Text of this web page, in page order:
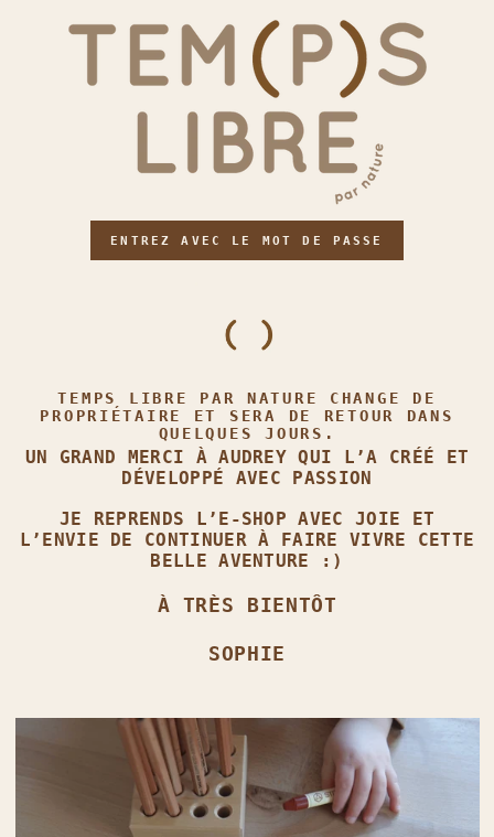
ENTREZ AVEC LE MOT DE PASSE
TEMPS LIBRE PAR NATURE CHANGE DE
PROPRIÉTAIRE ET SERA DE RETOUR DANS
QUELQUES JOURS.
UN GRAND MERCI À AUDREY QUI L’A CRÉÉ ET
DÉVELOPPÉ AVEC PASSION
JE REPRENDS L’E‑SHOP AVEC JOIE ET
L’ENVIE DE CONTINUER À FAIRE VIVRE CETTE
BELLE AVENTURE :)
À TRÈS BIENTÔT
SOPHIE